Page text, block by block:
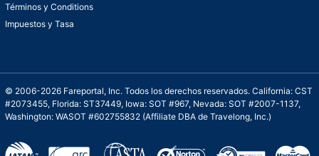
Términos y Conditions
Impuestos y Tasa
© 2006-2026 Fareportal, Inc. Todos los derechos reservados. California: CST
#2073455, Florida: ST37449, Iowa: SOT #967, Nevada: SOT #2007-1137,
Washington: WASOT #602755832 (Affiliate DBA de Travelong, Inc.)